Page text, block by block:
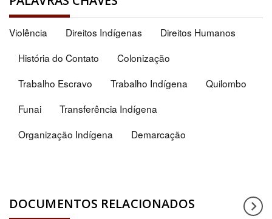
Violência Direitos Indígenas
Direitos Humanos
História do Contato
Colonização
Trabalho Escravo
Trabalho Indígena
Quilombo
Funai
Transferência Indígena
Organização Indígena
Demarcação
DOCUMENTOS RELACIONADOS